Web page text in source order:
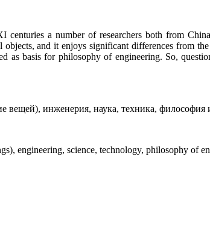
a number of researchers both from
and it enjoys significant differences from
as basis for philosophy of engineering. So,
инженерия, наука, техника, философия
engineering, science, technology, philosophy of